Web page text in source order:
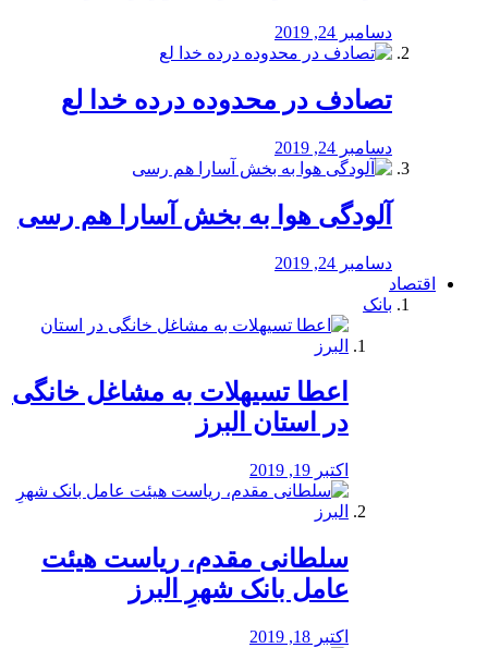
دسامبر 24, 2019
تصادف در محدوده درده خدا لع
دسامبر 24, 2019
آلودگی هوا به بخش آسارا هم رسی
دسامبر 24, 2019
اقتصاد
بانک
️اعطا تسیهلات به مشاغل خانگی
در استان البرز
اکتبر 19, 2019
سلطانی مقدم، ریاست هیئت
عامل بانک شهرِ البرز
اکتبر 18, 2019